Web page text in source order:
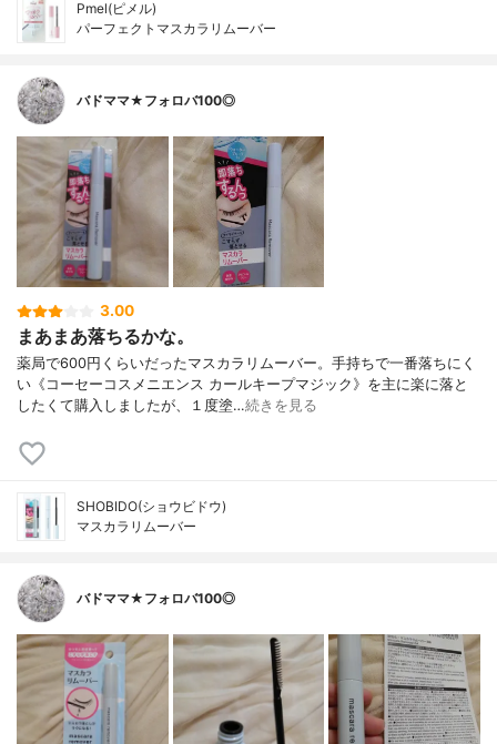
Pmel(ピメル)
パーフェクトマスカラリムーバー
バドママ★フォロバ100◎
3.00
まあまあ落ちるかな。
薬局で600円くらいだったマスカラリムーバー。手持ちで一番落ちにく
い《コーセーコスメニエンス カールキープマジック》を主に楽に落と
したくて購入しましたが、１度塗…続きを見る
SHOBIDO(ショウビドウ)
マスカラリムーバー
バドママ★フォロバ100◎